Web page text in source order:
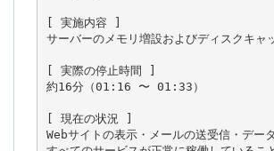
[ 実施内容 ]
サーバーのメモリ増設およびディスクキャ
[ 実際の停止時間 ]
約16分（01:16 〜 01:33）
[ 現在の状況 ]
Webサイトの表示・メールの送受信・デー